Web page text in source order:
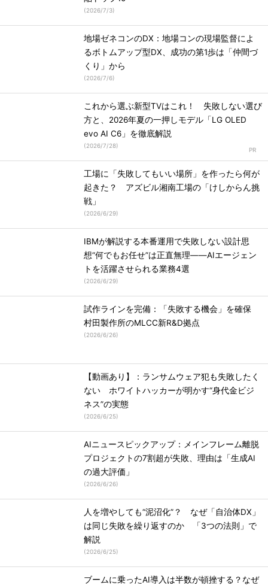
(2026/7/3)
地場ゼネコンのDX：地場コンの現場監督によ
るボトムアップ型DX、成功の第1歩は「仲間づ
くり」から
(2026/7/6)
これから選ぶ新型TVはこれ！ 失敗しない選び
方と、2026年夏の一押しモデル「LG OLED
evo AI C6」を徹底解説
(2026/7/28)
工場に「失敗してもいい場所」を作ったら何が
起きた？ アズビル湘南工場の「けしからん挑
戦」
(2026/6/29)
IBMが解説する本番運用で失敗しない設計思
想“何でもお任せ”は正直無理――AIエージェン
トを活躍させられる業務4選
(2026/6/29)
試作ラインを完備：「失敗する機会」を確保
村田製作所のMLCC新R&D拠点
(2026/6/26)
【動画あり】：ランサムウェア犯も失敗したく
ない ホワイトハッカーが明かす“身代金ビジ
ネス”の実態
(2026/6/25)
AIニュースピックアップ：メインフレーム離脱
プロジェクトの7割超が失敗、理由は「生成AI
の過大評価」
(2026/6/26)
人を増やしても“泥沼化”？ なぜ「自治体DX」
は同じ失敗を繰り返すのか 「3つの法則」で
解説
(2026/6/25)
ブームに乗ったAI導入は半数が頓挫する？なぜ